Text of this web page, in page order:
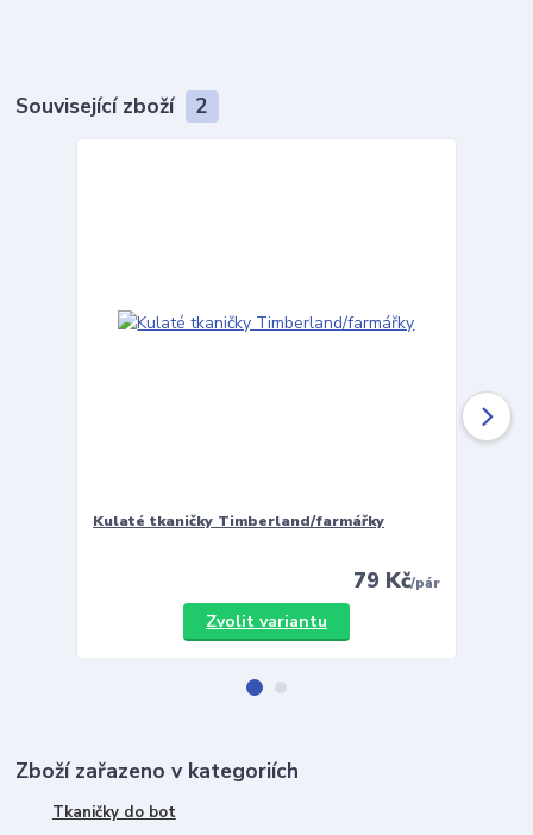
Související zboží 2
Kulaté tkaničky Timberland/farmářky
79 Kč/pár
Zvolit variantu
Zboží zařazeno v kategoriích
Tkaničky do bot